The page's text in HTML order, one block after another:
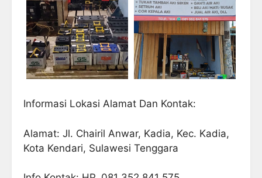
Informasi Lokasi Alamat Dan Kontak:
Alamat: Jl. Chairil Anwar, Kadia, Kec. Kadia,
Kota Kendari, Sulawesi Tenggara